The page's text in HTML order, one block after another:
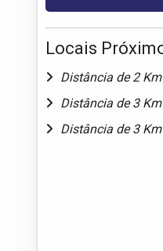
Locais
Distância de 2 Km
Distância de 3 Km
Distância de 3 Km